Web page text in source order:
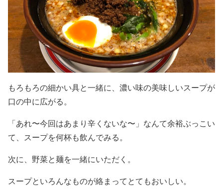
もろもろの細かい具と一緒に、濃い味の美味しいスープが
口の中に広がる。
「あれ〜今回はあまり辛くないな〜」なんて余裕ぶっこい
て、スープを何杯も飲んでみる。
次に、野菜と麺を一緒にいただく。
スープといろんなものが絡まってとてもおいしい。